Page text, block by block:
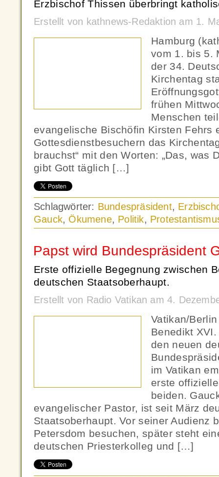
Erzbischof Thissen überbringt
Erstellt von kathnews-Redaktion am 1.
Hamburg
vom 1. bis 5.
der 34.
Kirchentag
frühen
Menschen
evangelische Bischöfin Kirsten Fehrs
Gottesdienstbesuchern das
brauchst“ mit den Worten: „Das, was
gibt Gott täglich […]
Schlagwörter: Bundespräsident,
Gauck, Ökumene, Politik,
Papst wird Bundespräsident
Erste offizielle Begegnung zwischen
deutschen Staatsoberhaupt.
Erstellt von Radio Vatikan am 4.
Vatikan/
Benedikt
den neuen
im Vatikan
erste
beiden.
evangelischer Pastor, ist seit März
Staatsoberhaupt. Vor seiner Audienz
Petersdom besuchen, später steht
deutschen Priesterkolleg und […]